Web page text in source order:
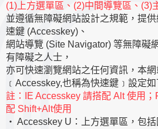
(1)上方選單區、(2)中間導覽區、(3)
並遵循無障礙網站設計之規範，提
速鍵 (Accesskey)、
網站導覽 (Site Navigator) 等無障礙
有障礙之人士，
亦可快速瀏覽網站之任何資訊，本
﹝Accesskey,也稱為快速鍵﹞設定如
註：IE Accesskey 請搭配 Alt 使用
配 Shift+Alt使用
‧ Accesskey U：上方選單區，包